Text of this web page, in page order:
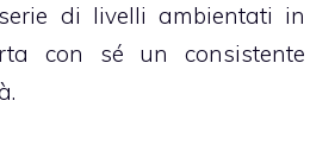
di livelli ambientati in
con sé un consistente